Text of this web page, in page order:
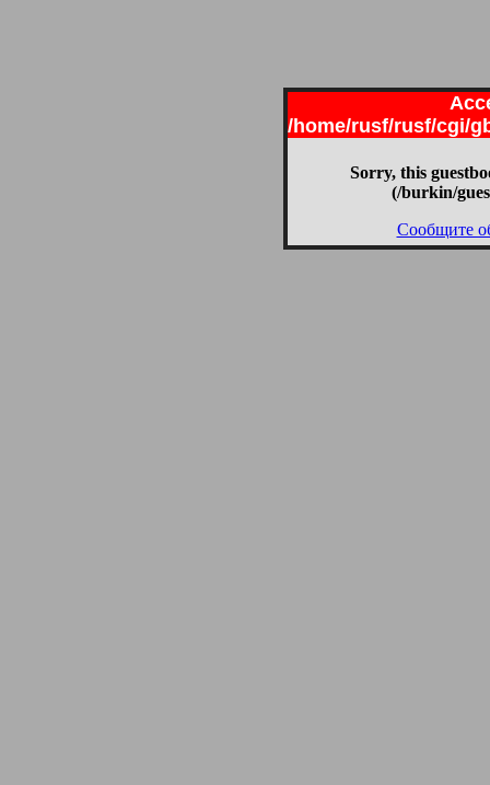
/home/rusf/rusf/cgi/
Sorry, this
(/burkin/
Сообщите